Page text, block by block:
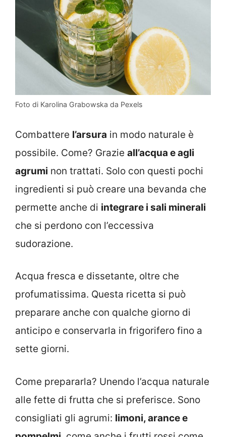
Foto di Karolina Grabowska da Pexels
Combattere l’arsura in modo naturale è
possibile. Come? Grazie all’acqua e agli
agrumi non trattati. Solo con questi pochi
ingredienti si può creare una bevanda che
permette anche di integrare i sali minerali
che si perdono con l’eccessiva
sudorazione.
Acqua fresca e dissetante, oltre che
profumatissima. Questa ricetta si può
preparare anche con qualche giorno di
anticipo e conservarla in frigorifero fino a
sette giorni.
Come prepararla? Unendo l’acqua naturale
alle fette di frutta che si preferisce. Sono
consigliati gli agrumi: limoni, arance e